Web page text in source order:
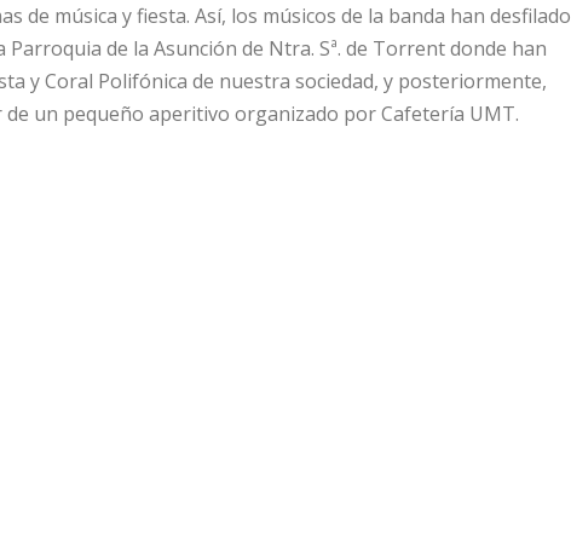
de música y fiesta. Así, los músicos de la banda han desfilado
de la Asunción de Ntra. Sª. de Torrent donde han
y Coral Polifónica de nuestra sociedad, y posteriormente,
un pequeño aperitivo organizado por Cafetería UMT.